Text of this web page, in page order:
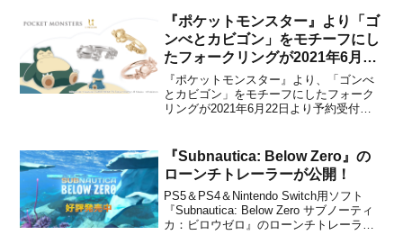
うわさのマネーアイドルが、あなたの街
にやってくる！「マネーアイドル...
『ポケットモンスター』より「ゴ
ンべとカビゴン」をモチーフにし
たフォークリングが2021年6月22
日より予約受付開始！
『ポケットモンスター』より、「ゴンべ
とカビゴン」をモチーフにしたフォーク
リングが2021年6月22日より予約受付開
ャーのプレスリリースより詳細です。
【ポケモン】ゴンべとカビゴンをモチー
フにしたフォークリング。...
『Subnautica: Below Zero』の
ローンチトレーラーが公開！
PS5＆PS4＆Nintendo Switch用ソフト
『Subnautica: Below Zero サブノーティ
カ：ビロウゼロ』のローンチトレーラー